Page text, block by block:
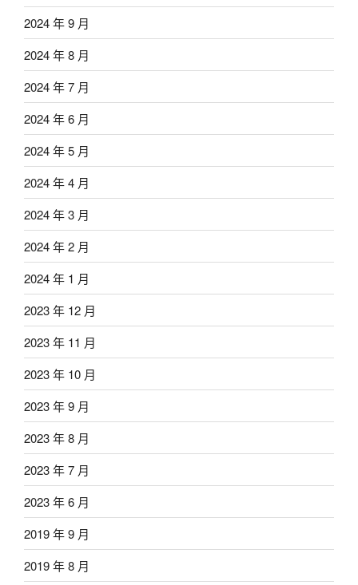
2024 年 9 月
2024 年 8 月
2024 年 7 月
2024 年 6 月
2024 年 5 月
2024 年 4 月
2024 年 3 月
2024 年 2 月
2024 年 1 月
2023 年 12 月
2023 年 11 月
2023 年 10 月
2023 年 9 月
2023 年 8 月
2023 年 7 月
2023 年 6 月
2019 年 9 月
2019 年 8 月